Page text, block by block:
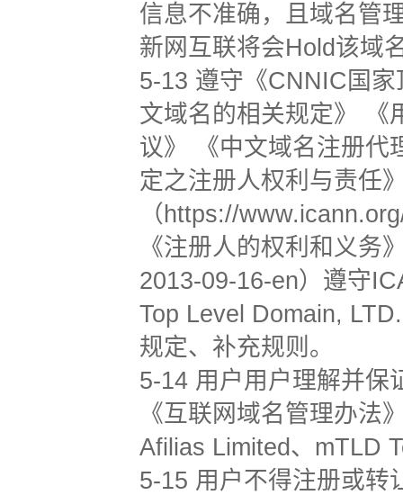
信息不准确，且域名管
新网互联将会Hold该域
5-13 遵守《CNNIC国
文域名的相关规定》 《
议》 《中文域名注册代
定之注册人权利与责任
（https://
《注册人的权利和义
2013-09-16-en）遵守
Top Level Domain,
规定、补充规则。
5-14 用户用户理解并保
《互联网域名管理办法
Afilias Limited、mTLD
5-15 用户不得注册或转